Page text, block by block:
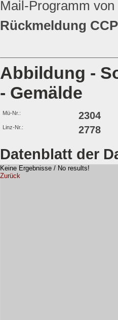
Mail-Programm
Rückmeldung
Abbildung -
- Gemälde
Mü-Nr.: 2304
Linz-Nr.: 2778
Datenblatt der